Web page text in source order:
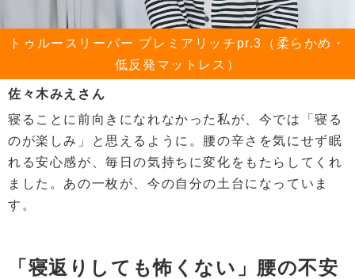
トゥルースリーパー プレミアリッチpr.3（柔らかめ・
低反発マットレス）
佐々木みえさん
寝ることに前向きになれなかった私が、今では「寝る
のが楽しみ」と思えるように。腰の辛さを気にせず眠
れる安心感が、毎日の気持ちに変化をもたらしてくれ
ました。あの一枚が、今の自分の土台になっていま
す。
「寝返りしても怖くない」腰の不安